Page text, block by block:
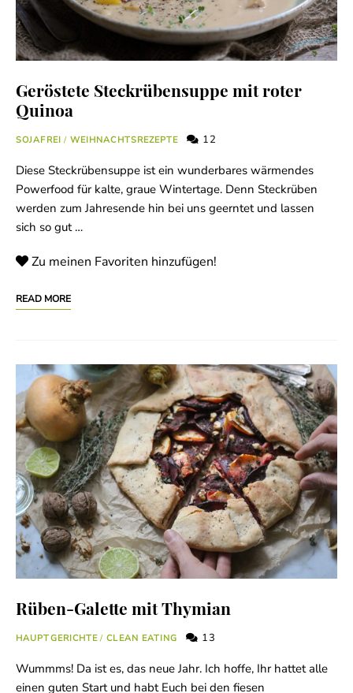
Geröstete Steckrübensuppe mit roter
Quinoa
SOJAFREI / WEIHNACHTSREZEPTE 12
Diese Steckrübensuppe ist ein wunderbares wärmendes
Powerfood für kalte, graue Wintertage. Denn Steckrüben
werden zum Jahresende hin bei uns geerntet und lassen
sich so gut …
Zu meinen Favoriten hinzufügen!
READ MORE
Rüben-Galette mit Thymian
HAUPTGERICHTE / CLEAN EATING 13
Wummms! Da ist es, das neue Jahr. Ich hoffe, Ihr hattet alle
einen guten Start und habt Euch bei den fiesen